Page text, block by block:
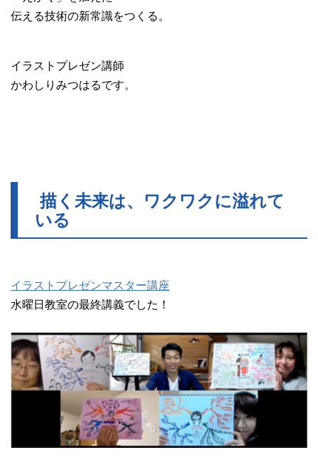
伝える技術の新常識をつくる。
イラストプレゼン講師
かわしりみつはるです。
描く未来は、ワクワクに溢れて
いる
イラストプレゼンマスター講座
水曜日教室の最終講義でした！